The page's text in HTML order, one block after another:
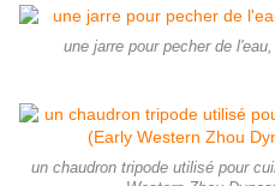
une jarre pour pecher de
un chaudron tripode utilisé pour